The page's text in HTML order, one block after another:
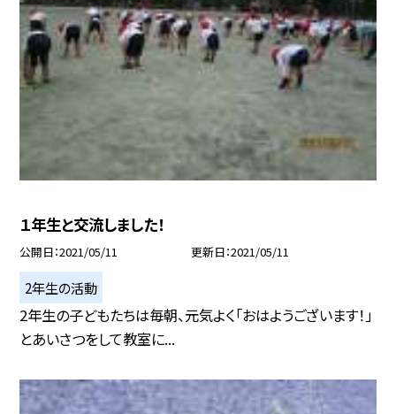
１年生と交流しました！
公開日 2021/05/11 更新日 2021/05/11
2年生の活動
2年生の子どもたちは毎朝、元気よく「おはようございます！」
とあいさつをして教室に...